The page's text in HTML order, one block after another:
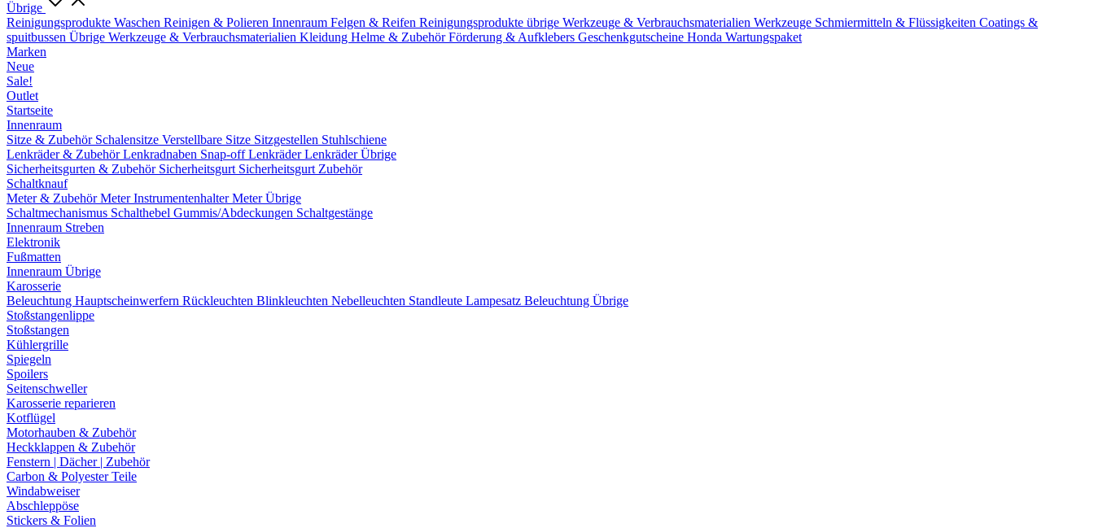
Übrige
Reinigungsprodukte Waschen Reinigen & Polieren Innenraum Felgen & Reifen Reinigungsprodukte übrige Werkzeuge & Verbrauchsmaterialien Werkzeuge Schmiermitteln & Flüssigkeiten Coatings &
spuitbussen Übrige Werkzeuge & Verbrauchsmaterialien Kleidung Helme & ZubehörFörderung & Aufklebers Geschenkgutscheine Honda Wartungspaket
Marken
Neue
Sale!
Outlet
Startseite
Innenraum
Sitze & Zubehör Schalensitze Verstellbare Sitze Sitzgestellen Stuhlschiene
Lenkräder & ZubehörLenkradnaben Snap-offLenkräderLenkräder Übrige
Sicherheitsgurten & Zubehör Sicherheitsgurt Sicherheitsgurt Zubehör
Schaltknauf
Meter & ZubehörMeterInstrumentenhalterMeter Übrige
Schaltmechanismus Schalthebel Gummis/Abdeckungen Schaltgestänge
Innenraum Streben
Elektronik
Fußmatten
Innenraum Übrige
Karosserie
Beleuchtung Hauptscheinwerfern Rückleuchten Blinkleuchten Nebelleuchten Standleute Lampesatz Beleuchtung Übrige
Stoßstangenlippe
Stoßstangen
Kühlergrille
Spiegeln
Spoilers
Seitenschweller
Karosserie reparieren
Kotflügel
Motorhauben & Zubehör
Heckklappen & Zubehör
Fenstern | Dächer | Zubehör
Carbon & Polyester Teile
Windabweiser
Abschleppöse
Stickers & Folien